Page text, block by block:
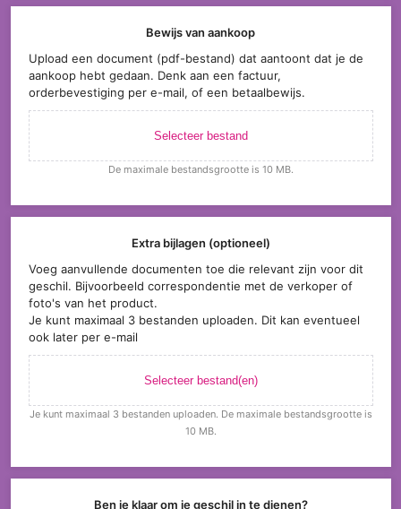
Bewijs van aankoop
Upload een document (pdf-bestand) dat aantoont dat je de
aankoop hebt gedaan. Denk aan een factuur,
orderbevestiging per e-mail, of een betaalbewijs.
Selecteer bestand
De maximale bestandsgrootte is 10 MB.
Extra bijlagen (optioneel)
Voeg aanvullende documenten toe die relevant zijn voor dit
geschil. Bijvoorbeeld correspondentie met de verkoper of
foto's van het product.
Je kunt maximaal 3 bestanden uploaden. Dit kan eventueel
ook later per e-mail
Selecteer bestand(en)
Je kunt maximaal 3 bestanden uploaden. De maximale bestandsgrootte is
10 MB.
Ben je klaar om je geschil in te dienen?